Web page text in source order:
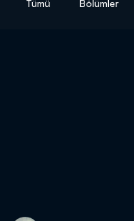
Tümü Bölümler